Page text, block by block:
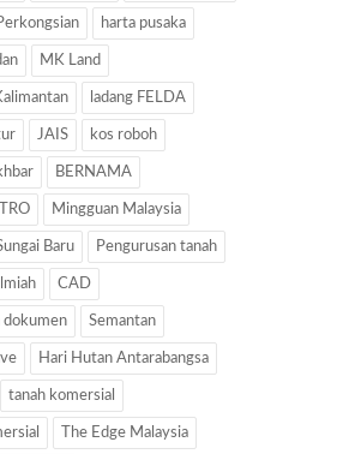
harta pusaka
MK Land
ladang FELDA
JAIS kos roboh
BERNAMA
Mingguan Malaysia
Baru Pengurusan tanah
CAD
dokumen Semantan
Hari Hutan Antarabangsa
tanah komersial
The Edge Malaysia